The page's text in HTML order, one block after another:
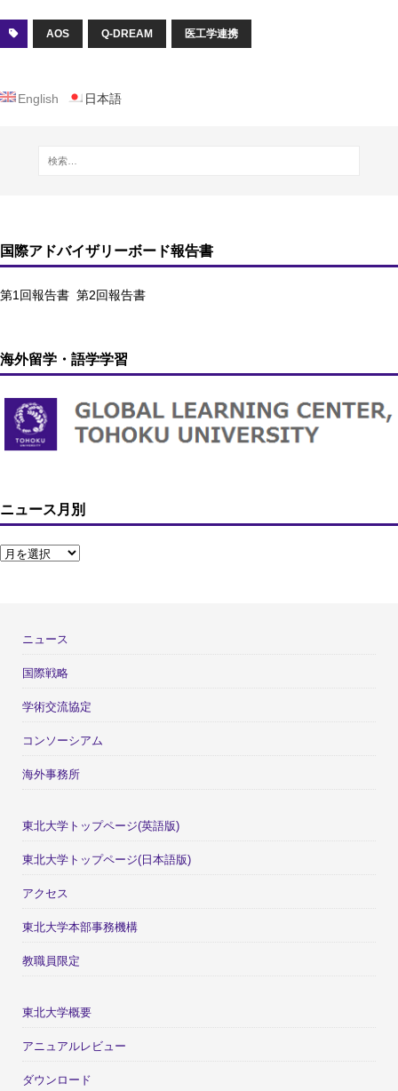
AOS Q-DREAM 医工学連携
English 日本語
国際アドバイザリーボード報告書
第1回報告書 第2回報告書
海外留学・語学学習
ニュース月別
ニュース
国際戦略
学術交流協定
コンソーシアム
海外事務所
東北大学トップページ(英語版)
東北大学トップページ(日本語版)
アクセス
東北大学本部事務機構
教職員限定
東北大学概要
アニュアルレビュー
ダウンロード